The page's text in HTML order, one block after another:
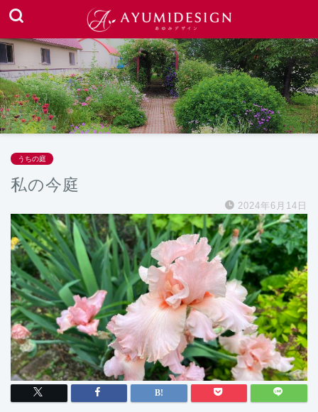
うちの庭
私の今庭
2024年6月14日